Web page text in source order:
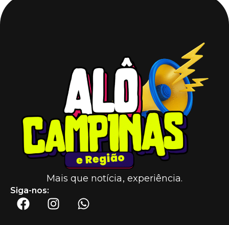
Mais que notícia, experiência.
Siga-nos: